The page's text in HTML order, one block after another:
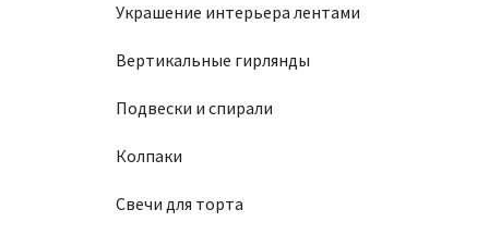
Украшение интерьера лентами
Вертикальные гирлянды
Подвески и спирали
Колпаки
Свечи для торта